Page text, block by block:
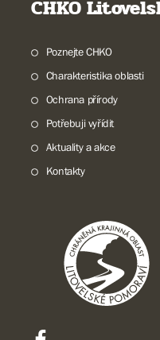
CHKO
Poznejte CHKO
Charakteristika oblasti
Ochrana přírody
Potřebuji vyřídit
Aktuality a akce
Kontakty